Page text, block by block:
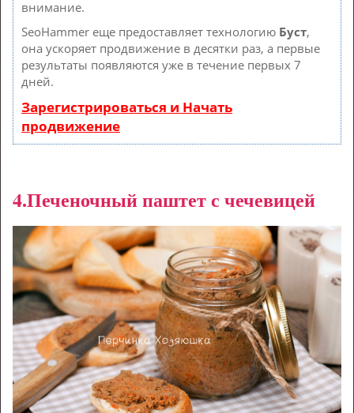
внимание.
SeoHammer еще предоставляет технологию Буст,
она ускоряет продвижение в десятки раз, а первые
результаты появляются уже в течение первых 7
дней.
Зарегистрироваться и Начать
продвижение
4.Печеночный паштет с чечевицей